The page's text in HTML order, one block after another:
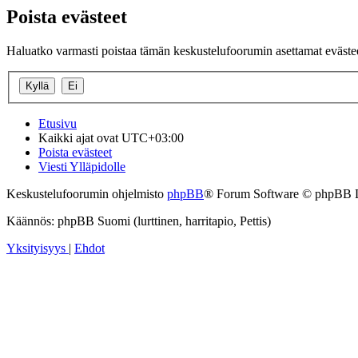
Poista evästeet
Haluatko varmasti poistaa tämän keskustelufoorumin asettamat
Etusivu
Kaikki ajat ovat UTC+03:00
Poista evästeet
Viesti Ylläpidolle
Keskustelufoorumin ohjelmisto phpBB® Forum Software © phpBB
Käännös: phpBB Suomi (lurttinen, harritapio, Pettis)
Yksityisyys | Ehdot